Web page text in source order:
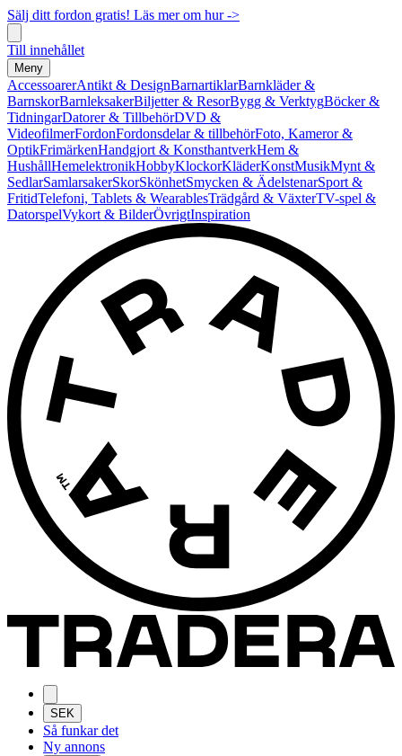
Sälj ditt fordon gratis! Läs mer om hur ->
Till innehållet
Meny
AccessoarerAntikt & DesignBarnartiklarBarnkläder &
BarnskorBarnleksakerBiljetter & ResorBygg & VerktygBöcker &
TidningarDatorer & TillbehörDVD &
VideofilmerFordonFordonsdelar & tillbehörFoto, Kameror &
OptikFrimärkenHandgjort & KonsthantverkHem &
HushållHemelektronikHobbyKlockorKläderKonstMusikMynt &
SedlarSamlarsakerSkorSkönhetSmycken & ÄdelstenarSport &
FritidTelefoni, Tablets & WearablesTrädgård & VäxterTV-spel &
DatorspelVykort & BilderÖvrigtInspiration
SEK
Så funkar det
Ny annons